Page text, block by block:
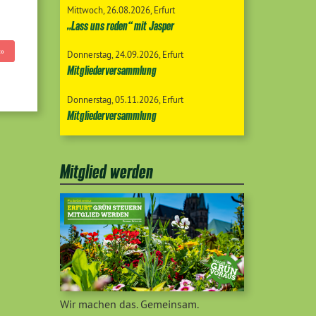
Mittwoch 26.08.2026 Erfurt
„Lass uns reden“ mit Jasper
Donnerstag 24.09.2026 Erfurt
Mitgliederversammlung
Donnerstag 05.11.2026 Erfurt
Mitgliederversammlung
Mitglied werden
Wir machen das. Gemeinsam.